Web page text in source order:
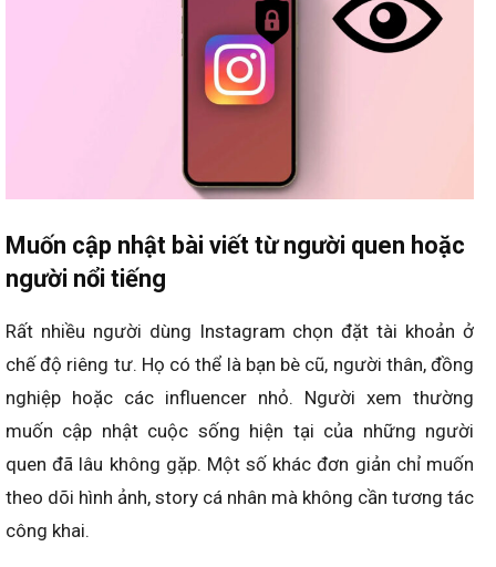
Muốn cập nhật bài viết từ người quen hoặc
người nổi tiếng
Rất nhiều người dùng Instagram chọn đặt tài khoản ở
chế độ riêng tư. Họ có thể là bạn bè cũ, người thân, đồng
nghiệp hoặc các influencer nhỏ. Người xem thường
muốn cập nhật cuộc sống hiện tại của những người
quen đã lâu không gặp. Một số khác đơn giản chỉ muốn
theo dõi hình ảnh, story cá nhân mà không cần tương tác
công khai.